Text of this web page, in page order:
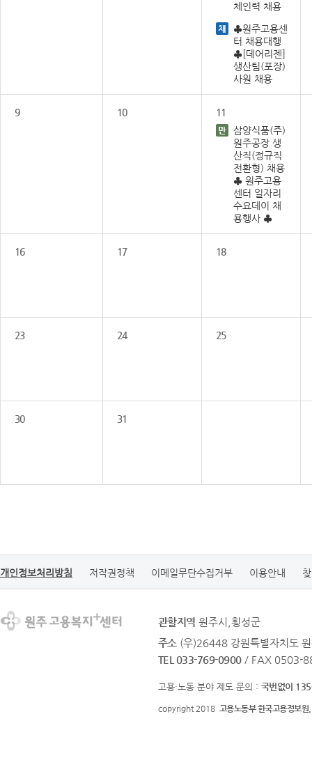
체인력 채용
♣원주고용센
터 채용대행
♣[데어리젠]
생산팀(포장)
사원 채용
9 10
11
삼양식품(주)
원주공장 생
산직(정규직
전환형) 채용
♣ 원주고용
센터 일자리
수요데이 채
용행사 ♣
16 17 18
23 24 25
30 31
개인정보처리방침 저작권정책 이메일무단수집거부 이용안내
관할지역 원주시,횡성군
주소 (우)26448 강원특별자치도
TEL 033-769-0900 / FAX 0503-
고용·노동 분야 제도 문의 : 국번없이
copyright 2018 고용노동부 한국고용정보원.